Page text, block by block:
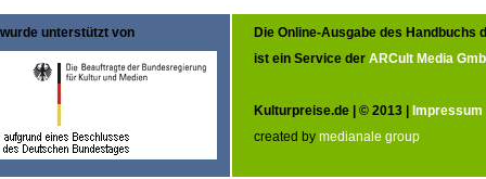
wurde unterstützt von
Die Online-Ausgabe des Handbuchs
ist ein Service der ARCult Media
Kulturpreise.de | © 2013 | Impressum
created by medianale group